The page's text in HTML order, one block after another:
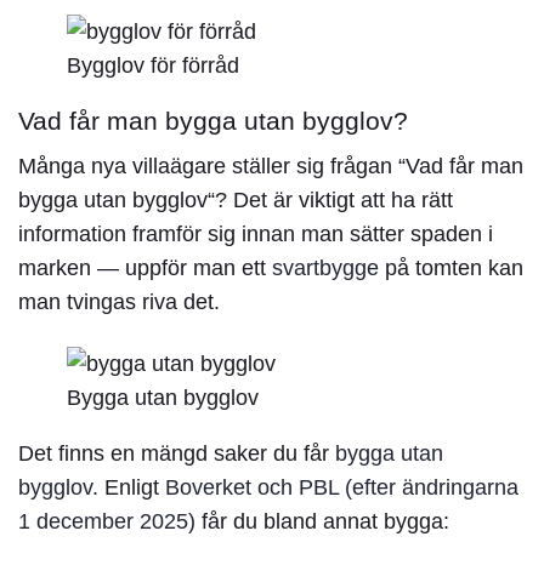
Bygglov för förråd
Vad får man bygga utan bygglov?
Många nya villaägare ställer sig frågan “Vad får man
bygga utan bygglov“? Det är viktigt att ha rätt
information framför sig innan man sätter spaden i
marken — uppför man ett svartbygge på tomten kan
man tvingas riva det.
Bygga utan bygglov
Det finns en mängd saker du får bygga utan
bygglov. Enligt Boverket och PBL (efter ändringarna
1 december 2025) får du bland annat bygga: